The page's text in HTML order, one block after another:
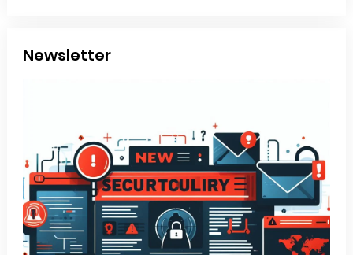
Newsletter